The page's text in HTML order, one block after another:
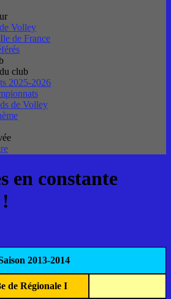
Volley
de France
club
2025-2026
de Volley
en constante
2013-2014
de Régionale I